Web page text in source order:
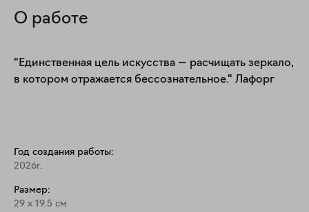
О работе
"Единственная цель искусства — расчищать зеркало,
в котором отражается бессознательное." Лафорг
Год создания работы:
2026г.
Размер:
29 x 19.5 см